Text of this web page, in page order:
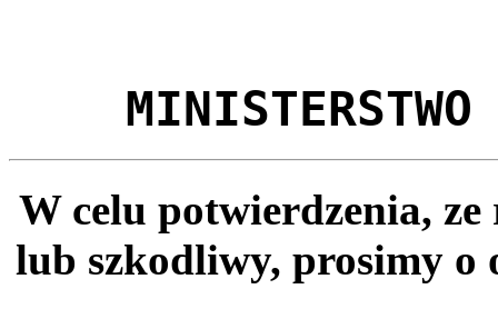
MINISTERSTWO
W celu potwierdzenia,
lub szkodliwy, prosimy o